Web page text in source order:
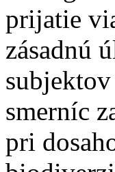
prijatie
zásadnú
smerníc
pri